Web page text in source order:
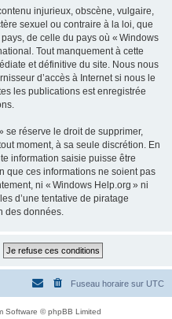
injurieux, obscène, vulgaire,
sexuel ou contraire à la loi, que
de celle du pays où « Windows
Tout manquement à cette
et définitive du site. Nous nous
d’accès à Internet si nous le
les publications est enregistrée
se réserve le droit de supprimer,
moment, à sa seule discrétion. En
information saisie puisse être
que ces informations ne soient pas
ni « Windows Help.org » ni
d’une tentative de piratage
des données.
Fuseau horaire sur UTC
Software © phpBB Limited